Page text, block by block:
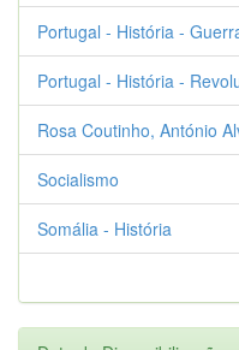
Portugal - História -
Portugal - História -
Rosa Coutinho, António
Socialismo
Somália - História